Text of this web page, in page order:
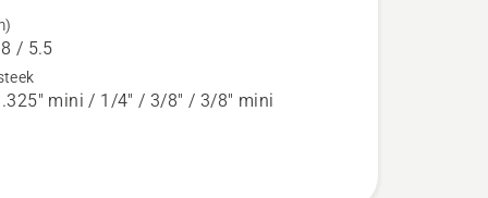
/ 5.5
mini / 1/4" / 3/8" / 3/8" mini